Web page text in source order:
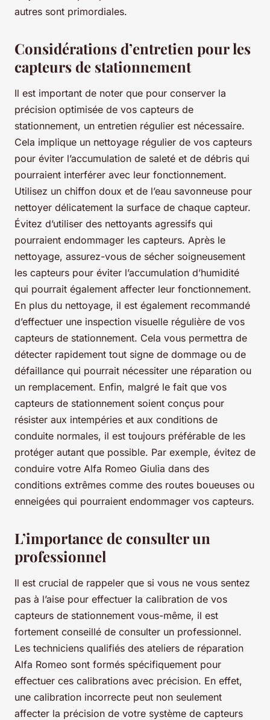
autres sont primordiales.
Considérations d’entretien pour les
capteurs de stationnement
Il est important de noter que pour conserver la
précision optimisée de vos capteurs de
stationnement, un entretien régulier est nécessaire.
Cela implique un nettoyage régulier de vos capteurs
pour éviter l’accumulation de saleté et de débris qui
pourraient interférer avec leur fonctionnement.
Utilisez un chiffon doux et de l’eau savonneuse pour
nettoyer délicatement la surface de chaque capteur.
Évitez d’utiliser des nettoyants agressifs qui
pourraient endommager les capteurs. Après le
nettoyage, assurez-vous de sécher soigneusement
les capteurs pour éviter l’accumulation d’humidité
qui pourrait également affecter leur fonctionnement.
En plus du nettoyage, il est également recommandé
d’effectuer une inspection visuelle régulière de vos
capteurs de stationnement. Cela vous permettra de
détecter rapidement tout signe de dommage ou de
défaillance qui pourrait nécessiter une réparation ou
un remplacement. Enfin, malgré le fait que vos
capteurs de stationnement soient conçus pour
résister aux intempéries et aux conditions de
conduite normales, il est toujours préférable de les
protéger autant que possible. Par exemple, évitez de
conduire votre Alfa Romeo Giulia dans des
conditions extrêmes comme des routes boueuses ou
enneigées qui pourraient endommager vos capteurs.
L’importance de consulter un
professionnel
Il est crucial de rappeler que si vous ne vous sentez
pas à l’aise pour effectuer la calibration de vos
capteurs de stationnement vous-même, il est
fortement conseillé de consulter un professionnel.
Les techniciens qualifiés des ateliers de réparation
Alfa Romeo sont formés spécifiquement pour
effectuer ces calibrations avec précision. En effet,
une calibration incorrecte peut non seulement
affecter la précision de votre système de capteurs